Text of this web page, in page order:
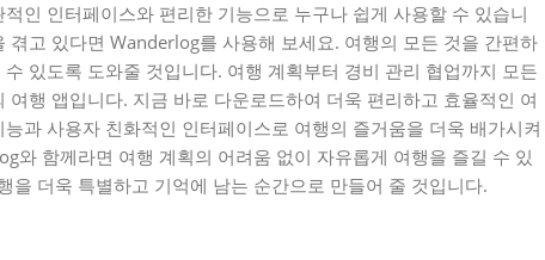
인 인터페이스와 편리한 기능으로 누구나 쉽게 사용할 수 있습니
겪고 있다면 Wanderlog를 사용해 보세요. 여행의 모든 것을 간편하
있도록 도와줄 것입니다. 여행 계획부터 경비 관리 협업까지 모든
여행 앱입니다. 지금 바로 다운로드하여 더욱 편리하고 효율적인 여
과 사용자 친화적인 인터페이스로 여행의 즐거움을 더욱 배가시켜
와 함께라면 여행 계획의 어려움 없이 자유롭게 여행을 즐길 수 있
을 더욱 특별하고 기억에 남는 순간으로 만들어 줄 것입니다.